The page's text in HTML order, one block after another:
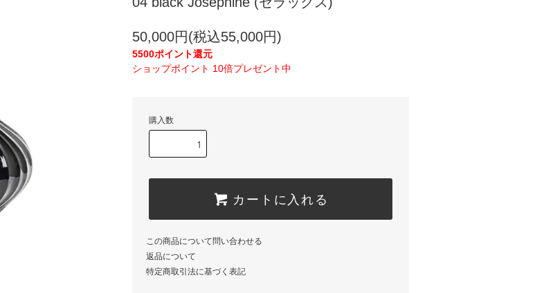
50,000円(税込55,000円)
5500ポイント還元
ショップポイント 10倍プレゼント中
購入数
カートに入れる
この商品について問い合わせる
返品について
特定商取引法に基づく表記